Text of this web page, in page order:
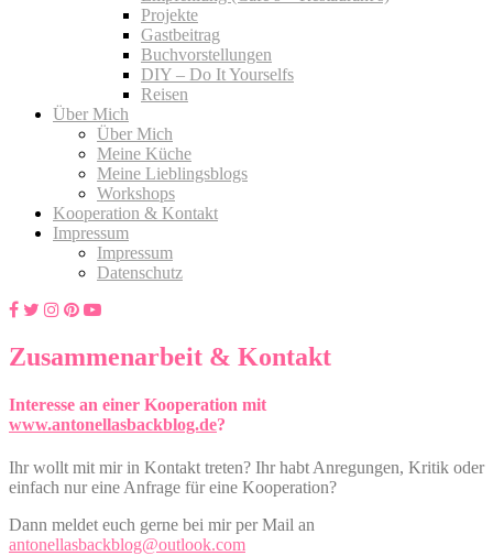
Projekte
Gastbeitrag
Buchvorstellungen
DIY – Do It Yourselfs
Reisen
Über Mich
Über Mich
Meine Küche
Meine Lieblingsblogs
Workshops
Kooperation & Kontakt
Impressum
Impressum
Datenschutz
Zusammenarbeit & Kontakt
Interesse an einer Kooperation mit
www.antonellasbackblog.de?
Ihr wollt mit mir in Kontakt treten? Ihr habt Anregungen, Kritik oder
einfach nur eine Anfrage für eine Kooperation?
Dann meldet euch gerne bei mir per Mail an
antonellasbackblog@outlook.com